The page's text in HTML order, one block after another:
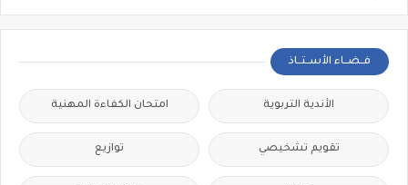
فــضــاء الأســتــاذ
الأندية التربوية امتحان الكفاءة المهنية
تقويم تشخيصي توازيع